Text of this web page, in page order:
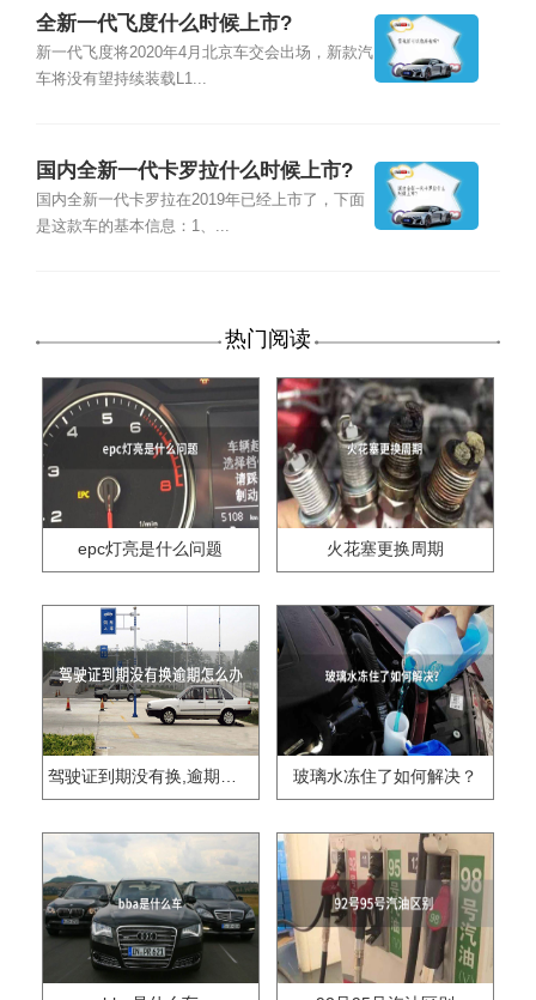
全新一代飞度什么时候上市?
新一代飞度将2020年4月北京车交会出场，新款汽
车将没有望持续装载L1...
国内全新一代卡罗拉什么时候上市?
国内全新一代卡罗拉在2019年已经上市了，下面
是这款车的基本信息：1、...
热门阅读
epc灯亮是什么问题 火花塞更换周期
驾驶证到期没有换,逾期怎么办?? 玻璃水冻住了如何解决？